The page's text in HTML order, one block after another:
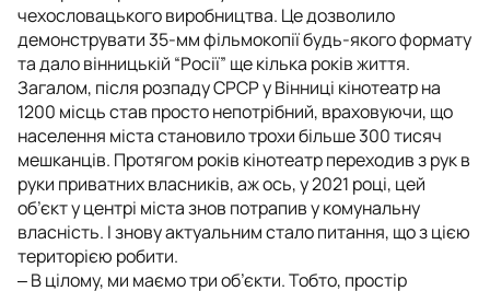
чехословацького виробництва. Це дозволило
демонструвати 35-мм фільмокопії будь-якого формату
та дало вінницькій “Росії” ще кілька років життя.
Загалом, після розпаду СРСР у Вінниці кінотеатр на
1200 місць став просто непотрібний, враховуючи, що
населення міста становило трохи більше 300 тисяч
мешканців. Протягом років кінотеатр переходив з рук в
руки приватних власників, аж ось, у 2021 році, цей
об’єкт у центрі міста знов потрапив у комунальну
власність. І знову актуальним стало питання, що з цією
територією робити.
‒В цілому, ми маємо три об’єкти. Тобто, простір